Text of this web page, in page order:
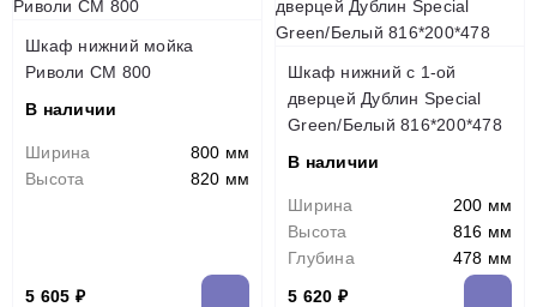
Шкаф нижний мойка
Риволи СМ 800
В наличии
Ширина
800 мм
Высота
820 мм
5 605 ₽
Шкаф нижний с 1-ой
дверцей Дублин Special
Green/Белый 816*200*478
В наличии
Ширина
200 мм
Высота
816 мм
Глубина
478 мм
5 620 ₽